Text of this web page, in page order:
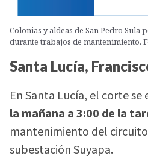
Colonias y aldeas de San Pedro Sula
durante trabajos de mantenimiento.
Santa Lucía,
En Santa Lucía, el corte se
la mañana a 3:00 de la
mantenimiento del circuito
subestación Suyapa.